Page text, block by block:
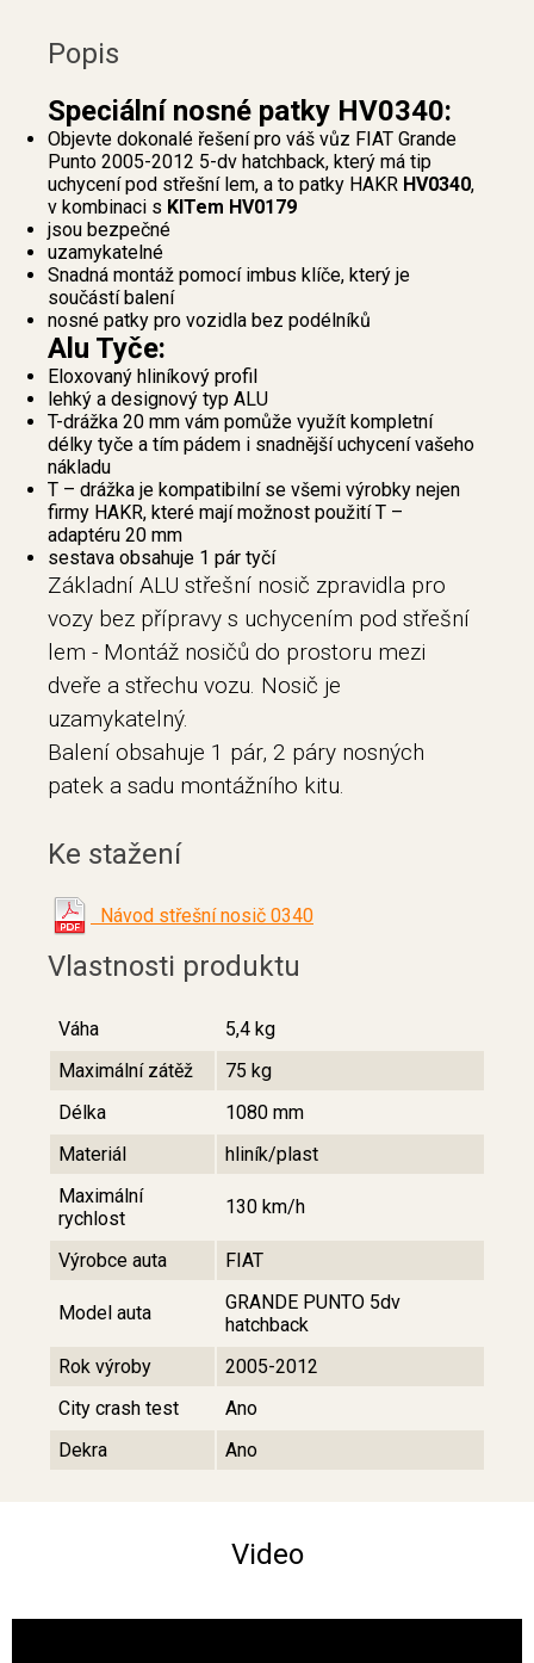
Popis
Speciální nosné patky HV0340:
Objevte dokonalé řešení pro váš vůz FIAT Grande
Punto 2005-2012 5-dv hatchback, který má tip
uchycení pod střešní lem, a to patky HAKR HV0340,
v kombinaci s KITem HV0179
jsou bezpečné
uzamykatelné
Snadná montáž pomocí imbus klíče, který je
součástí balení
nosné patky pro vozidla bez podélníků
Alu Tyče:
Eloxovaný hliníkový profil
lehký a designový typ ALU
T-drážka 20 mm vám pomůže využít kompletní
délky tyče a tím pádem i snadnější uchycení vašeho
nákladu
T – drážka je kompatibilní se všemi výrobky nejen
firmy HAKR, které mají možnost použití T –
adaptéru 20 mm
sestava obsahuje 1 pár tyčí
Základní ALU střešní nosič zpravidla pro
vozy bez přípravy s uchycením pod střešní
lem - Montáž nosičů do prostoru mezi
dveře a střechu vozu. Nosič je
uzamykatelný.
Balení obsahuje 1 pár, 2 páry nosných
patek a sadu montážního kitu.
Ke stažení
Návod střešní nosič 0340
Vlastnosti produktu
Váha
5,4 kg
Maximální zátěž
75 kg
Délka
1080 mm
Materiál
hliník/plast
Maximální
rychlost
130 km/h
Výrobce auta FIAT
Model auta
GRANDE PUNTO 5dv
hatchback
Rok výroby
2005-2012
City crash test
Ano
Dekra
Ano
Video